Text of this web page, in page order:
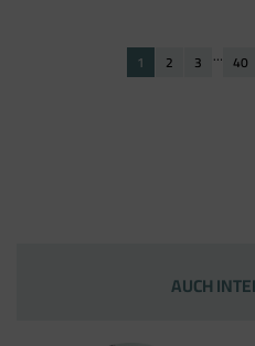
1 2 3 … 40
AUCH